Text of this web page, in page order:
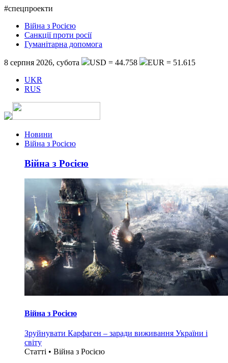
#спецпроекти
Війна з Росією
Санкції проти росії
Гуманітарна допомога
8 серпня 2026, субота USD = 44.758
EUR = 51.615
UKR
RUS
Новини
Війна з Росією
Війна з Росією
Війна з Росією
Зруйнувати Карфаген – заради виживання України і
світу
Статті • Війна з Росією